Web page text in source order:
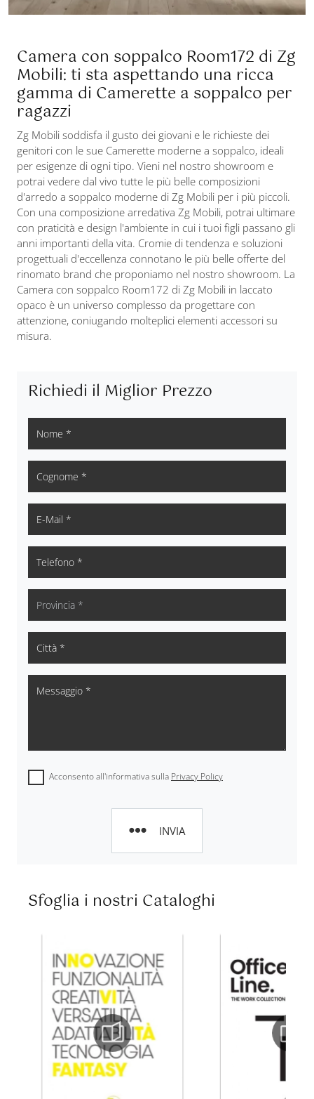
Camera con soppalco Room172 di Zg
Mobili: ti sta aspettando una ricca
gamma di Camerette a soppalco per
ragazzi
Zg Mobili soddisfa il gusto dei giovani e le richieste dei
genitori con le sue Camerette moderne a soppalco, ideali
per esigenze di ogni tipo. Vieni nel nostro showroom e
potrai vedere dal vivo tutte le più belle composizioni
d'arredo a soppalco moderne di Zg Mobili per i più piccoli.
Con una composizione arredativa Zg Mobili, potrai ultimare
con praticità e design l'ambiente in cui i tuoi figli passano gli
anni importanti della vita. Cromie di tendenza e soluzioni
progettuali d'eccellenza connotano le più belle offerte del
rinomato brand che proponiamo nel nostro showroom. La
Camera con soppalco Room172 di Zg Mobili in laccato
opaco è un universo complesso da progettare con
attenzione, coniugando molteplici elementi accessori su
misura.
Richiedi il Miglior Prezzo
Acconsento all'informativa sulla Privacy Policy
INVIA
Sfoglia i nostri Cataloghi